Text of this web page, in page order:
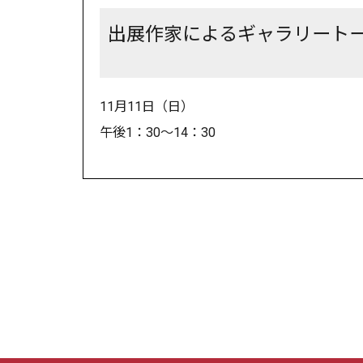
出展作家によるギャラリート
11月11日（日）
午後1：30～14：30